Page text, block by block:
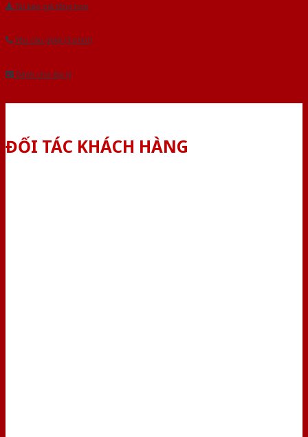
Tải báo giá tổng hợp
Yêu cầu gọi lại (3 phút)
Dành cho đại lý
ĐỐI TÁC KHÁCH HÀNG